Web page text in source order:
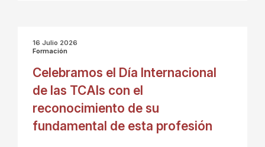
16 Julio 2026
Formación
Celebramos el Día Internacional
de las TCAIs con el
reconocimiento de su
fundamental de esta profesión